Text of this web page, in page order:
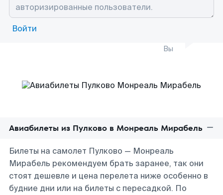
Войти
Вы
Авиабилеты из Пулково в Монреаль Мирабель
Билеты на самолет Пулково — Монреаль
Мирабель рекомендуем брать заранее, так они
стоят дешевле и цена перелета ниже особенно в
будние дни или на билеты с пересадкой. По